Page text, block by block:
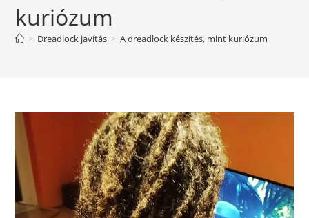
kuriózum
> Dreadlock javítás > A dreadlock készítés, mint kuriózum